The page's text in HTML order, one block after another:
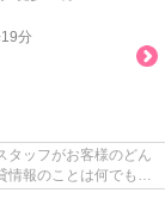
19分
タッフがお客様のどん
情報のことは何でもお